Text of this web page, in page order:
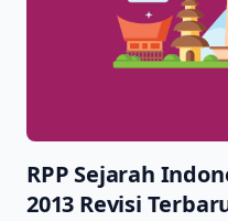
RPP Sejarah
2013 Revisi